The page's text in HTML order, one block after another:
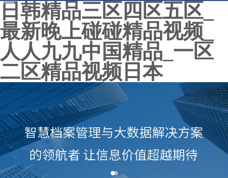
日韩精品三区四区五区_
最新晚上碰碰精品视频_
人人九九中国精品_一区
二区精品视频日本